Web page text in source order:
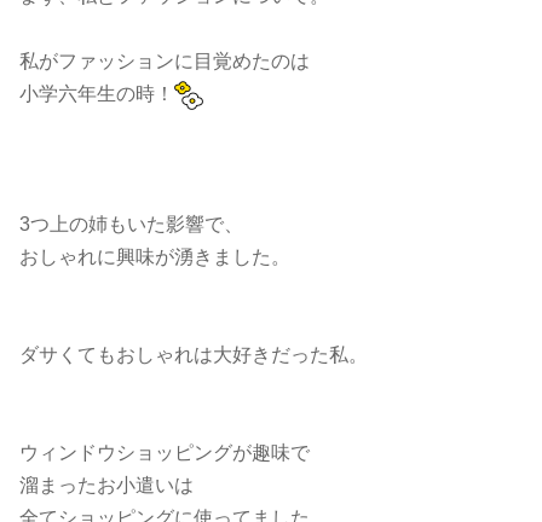
私がファッションに目覚めたのは
小学六年生の時！
3つ上の姉もいた影響で、
おしゃれに興味が湧きました。
ダサくてもおしゃれは大好きだった私。
ウィンドウショッピングが趣味で
溜まったお小遣いは
全てショッピングに使ってました